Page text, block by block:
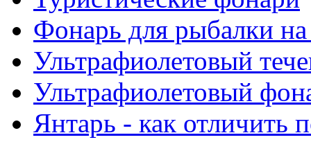
Фонарь для рыбалки на
Ультрафиолетовый
Ультрафиолетовый
Янтарь - как отличить